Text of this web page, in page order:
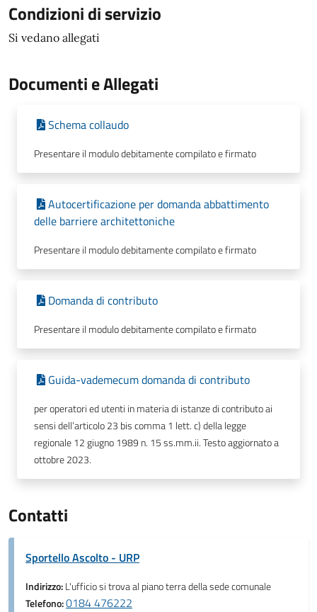
Condizioni di servizio
Si vedano allegati
Documenti e Allegati
Schema collaudo
Presentare il modulo debitamente compilato e firmato
Autocertificazione per domanda abbattimento
delle barriere architettoniche
Presentare il modulo debitamente compilato e firmato
Domanda di contributo
Presentare il modulo debitamente compilato e firmato
Guida-vademecum domanda di contributo
per operatori ed utenti in materia di istanze di contributo ai
sensi dell’articolo 23 bis comma 1 lett. c) della legge
regionale 12 giugno 1989 n. 15 ss.mm.ii. Testo aggiornato a
ottobre 2023.
Contatti
Sportello Ascolto - URP
Indirizzo:L'ufficio si trova al piano terra della sede comunale
Telefono:0184 476222